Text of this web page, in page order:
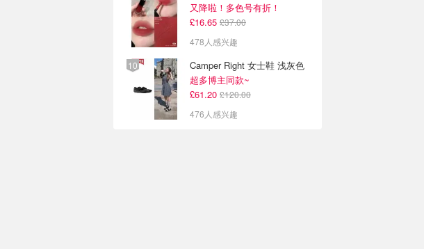
又降啦！多色号有折！
£16.65 £37.00
478人感兴趣
Camper Right 女士鞋 浅灰色
超多博主同款~
£61.20 £120.00
476人感兴趣